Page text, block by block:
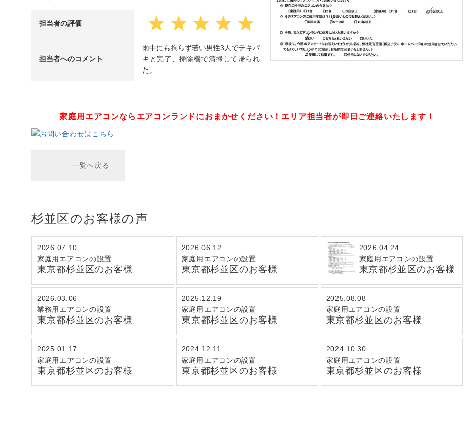
担当者の評価
担当者へのコメント
雨中にも拘らず若い男性3人でテキパ
キと完了、掃除機で清掃して帰られ
た。
家庭用エアコンならエアコンランドにおまかせください！ エリア担当者が即日ご連絡いたします！
一覧へ戻る
杉並区のお客様の声
2026.07.10
家庭用エアコンの設置
東京都杉並区のお客様
2026.06.12
家庭用エアコンの設置
東京都杉並区のお客様
2026.04.24
家庭用エアコンの設置
東京都杉並区のお客様
2026.03.06
業務用エアコンの設置
東京都杉並区のお客様
2025.12.19
家庭用エアコンの設置
東京都杉並区のお客様
2025.08.08
家庭用エアコンの設置
東京都杉並区のお客様
2025.01.17
家庭用エアコンの設置
東京都杉並区のお客様
2024.12.11
家庭用エアコンの設置
東京都杉並区のお客様
2024.10.30
家庭用エアコンの設置
東京都杉並区のお客様